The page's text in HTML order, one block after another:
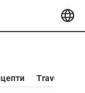
Travel